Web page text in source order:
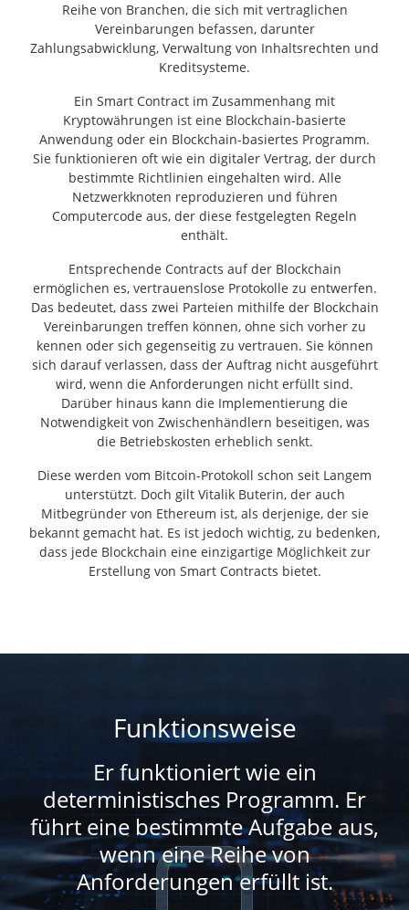
Reihe von Branchen, die sich mit vertraglichen
Vereinbarungen befassen, darunter
Zahlungsabwicklung, Verwaltung von Inhaltsrechten und
Kreditsysteme.
Ein Smart Contract im Zusammenhang mit
Kryptowährungen ist eine Blockchain-basierte
Anwendung oder ein Blockchain-basiertes Programm.
Sie funktionieren oft wie ein digitaler Vertrag, der durch
bestimmte Richtlinien eingehalten wird. Alle
Netzwerkknoten reproduzieren und führen
Computercode aus, der diese festgelegten Regeln
enthält.
Entsprechende Contracts auf der Blockchain
ermöglichen es, vertrauenslose Protokolle zu entwerfen.
Das bedeutet, dass zwei Parteien mithilfe der Blockchain
Vereinbarungen treffen können, ohne sich vorher zu
kennen oder sich gegenseitig zu vertrauen. Sie können
sich darauf verlassen, dass der Auftrag nicht ausgeführt
wird, wenn die Anforderungen nicht erfüllt sind.
Darüber hinaus kann die Implementierung die
Notwendigkeit von Zwischenhändlern beseitigen, was
die Betriebskosten erheblich senkt.
Diese werden vom Bitcoin-Protokoll schon seit Langem
unterstützt. Doch gilt Vitalik Buterin, der auch
Mitbegründer von Ethereum ist, als derjenige, der sie
bekannt gemacht hat. Es ist jedoch wichtig, zu bedenken,
dass jede Blockchain eine einzigartige Möglichkeit zur
Erstellung von Smart Contracts bietet.
Funktionsweise
Er funktioniert wie ein
deterministisches Programm. Er
führt eine bestimmte Aufgabe aus,
wenn eine Reihe von
Anforderungen erfüllt ist.